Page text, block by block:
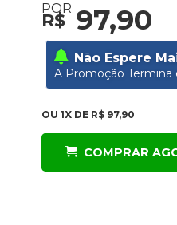
POR
R$ 97,90
Não Espere
A Promoção Termina
OU 1X DE R$ 97,90
COMPRAR